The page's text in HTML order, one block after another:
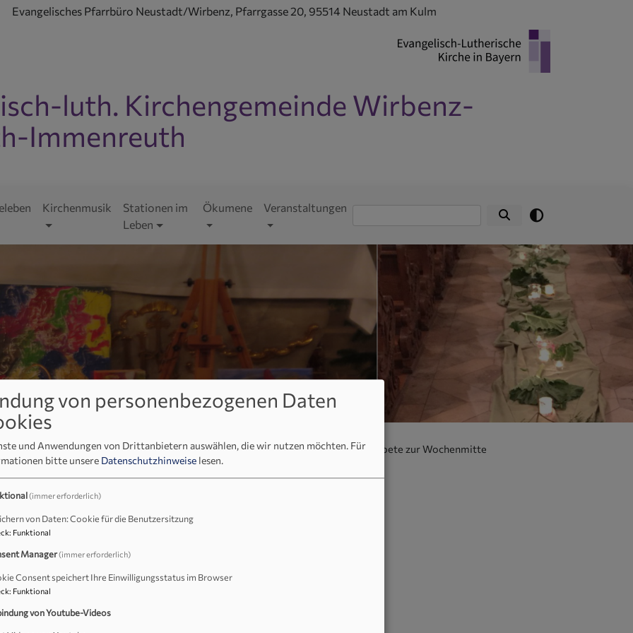
Evangelisches Pfarrbüro Neustadt/Wirbenz, Pfarrgasse 20, 95514 Neustadt am Kulm
luth. Kirchengemeinde Wirbenz-
Immenreuth
Kirchenmusik
Stationen im
Leben
Ökumene VeranstaltungenSuche
Vorbereitungsteam „ökumenisches Abendgebet“ Einige Themen der Abendgebete zur Wochenmitte
zur Wochenmitte
von personenbezogenen Daten
und Anwendungen von Drittanbietern auswählen, die wir nutzen möchten. Für
bitte unsere Datenschutzhinweise lesen.
(immer erforderlich)
von Daten: Cookie für die Benutzersitzung
: Funktional
Manager(immer erforderlich)
Consent speichert Ihre Einwilligungsstatus im Browser
: Funktional
von Youtube-Videos